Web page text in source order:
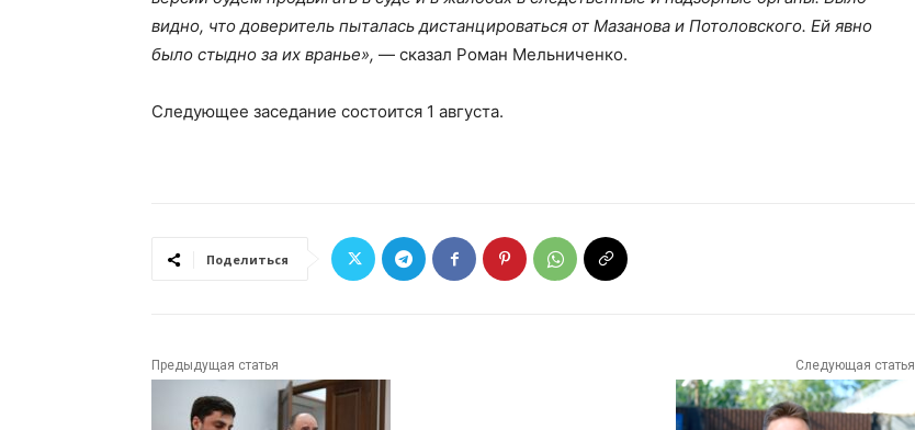
видно, что доверитель пыталась дистанцироваться от Мазанова и Потоловского. Ей явно
было стыдно за их вранье», — сказал Роман Мельниченко.
Следующее заседание состоится 1 августа.
Поделиться
Предыдущая статья Следующая статья